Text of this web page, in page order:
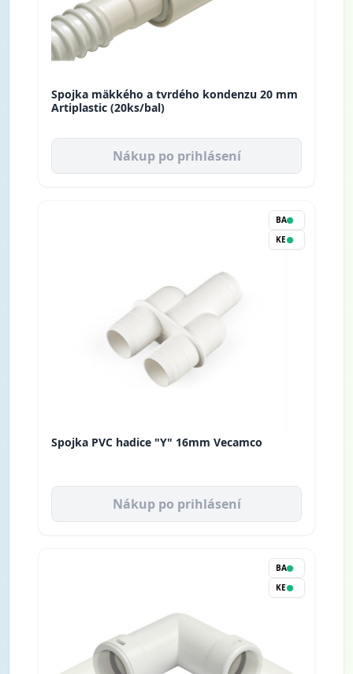
Spojka mäkkého a tvrdého kondenzu 20 mm
Artiplastic (20ks/bal)
Nákup po prihlásení
BA
KE
Spojka PVC hadice "Y" 16mm Vecamco
Nákup po prihlásení
BA
KE